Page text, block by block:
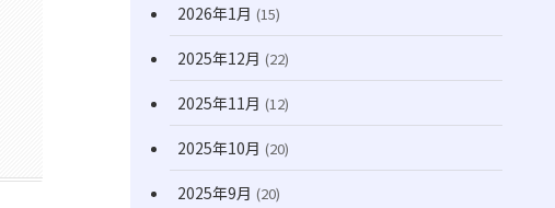
2026年1月 (15)
2025年12月 (22)
2025年11月 (12)
2025年10月 (20)
2025年9月 (20)